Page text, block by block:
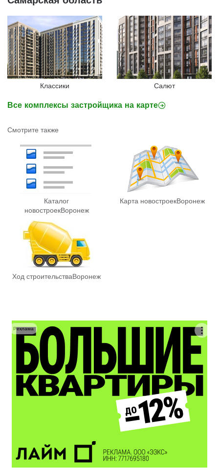
Классики Салют
Все комплексы застройщика на карте
Смотрите также
Каталог
новостроекВоронеж
Карта новостроекВоронеж
Ход строительстваВоронеж
Реклама